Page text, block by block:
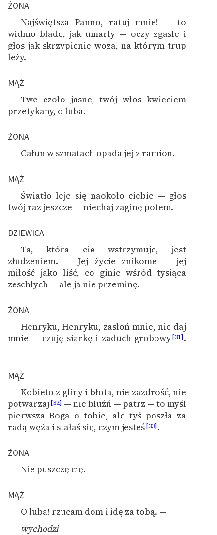
ŻONA
Najświętsza Panno, ratuj mnie! — to
widmo blade, jak umarły — oczy zgasłe i
głos jak skrzypienie woza, na którym trup
leży. —
MĄŻ
Twe czoło jasne, twój włos kwieciem
przetykany, o luba. —
ŻONA
Całun w szmatach opada jej z ramion. —
MĄŻ
Światło leje się naokoło ciebie — głos
twój raz jeszcze — niechaj zaginę potem. —
DZIEWICA
Ta, która cię wstrzymuje, jest
złudzeniem. — Jej życie znikome — jej
miłość jako liść, co ginie wśród tysiąca
zeschłych — ale ja nie przeminę. —
ŻONA
Henryku, Henryku, zasłoń mnie, nie daj
mnie — czuję siarkę i zaduch grobowy[31].
—
MĄŻ
Kobieto z gliny i błota, nie zazdrość, nie
potwarzaj [32] — nie bluźń — patrz — to myśl
pierwsza Boga o tobie, ale tyś poszła za
radą węża i stałaś się, czym jesteś[33]. —
ŻONA
Nie puszczę cię. —
MĄŻ
O luba! rzucam dom i idę za tobą. —
wychodzi